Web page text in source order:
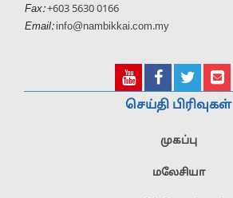
Fax: +603 5630 0166
Email: info@nambikkai.com.my
செய்தி பிரிவுகள்
முகப்பு
மலேசியா